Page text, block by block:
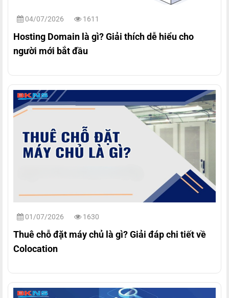
04/07/2026 1611
Hosting Domain là gì? Giải thích dễ hiểu cho
người mới bắt đầu
01/07/2026 1630
Thuê chỗ đặt máy chủ là gì? Giải đáp chi tiết về
Colocation